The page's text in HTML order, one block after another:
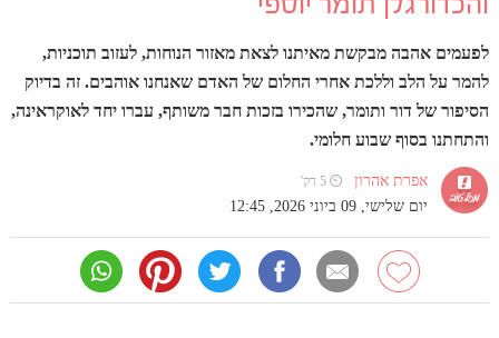
לפעמים אהבה מבקשת מאיתנו לצאת מאזור הנוחות, לעזוב תוכניות,
להמר על הלב וללכת אחרי החלום של האדם שאנחנו אוהבים. זה בדיוק
הסיפור של דור ותומר, שהכירו בזכות חבר משותף, עברו יחד לאוקראינה,
והתחתנו בסוף שבוע חלומי.
אפרת אהרון ⏲ 5 דק'
יום שלישי, 09 ביוני 2026, 12:45